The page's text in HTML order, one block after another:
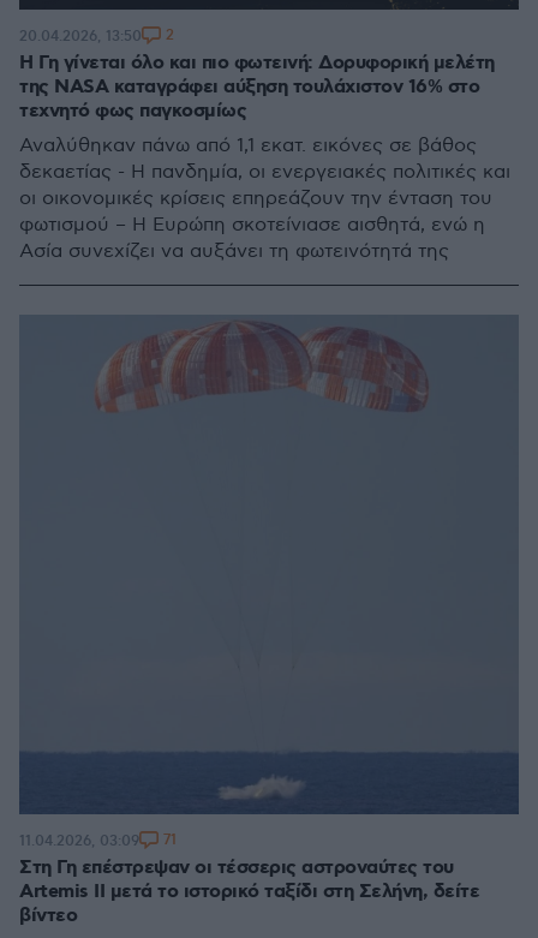
Η Γη γίνεται όλο και πιο φωτεινή: Δορυφορική μελέτη
της NASA καταγράφει αύξηση τουλάχιστον 16% στο
τεχνητό φως παγκοσμίως
Αναλύθηκαν πάνω από 1,1 εκατ. εικόνες σε βάθος
δεκαετίας - Η πανδημία, οι ενεργειακές πολιτικές και
οι οικονομικές κρίσεις επηρεάζουν την ένταση του
φωτισμού – Η Ευρώπη σκοτείνιασε αισθητά, ενώ η
Ασία συνεχίζει να αυξάνει τη φωτεινότητά της
20.04.2026, 13:50 2
Στη Γη επέστρεψαν οι τέσσερις αστροναύτες του
Artemis II μετά το ιστορικό ταξίδι στη Σελήνη, δείτε
βίντεο
11.04.2026, 03:09 71